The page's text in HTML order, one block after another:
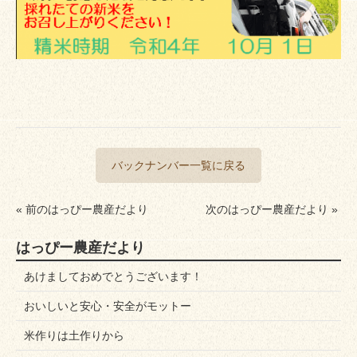
バックナンバー一覧に戻る
« 前のはっぴー農産だより 次のはっぴー農産だより »
はっぴー農産だより
あけましておめでとうございます！
おいしいと安心・安全がモットー
米作りは土作りから